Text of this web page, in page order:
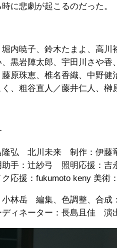
に悲劇が起こるのだった。
内暁子、鈴木たまよ、高川
黒岩陣太郎、宇田川さや香
原珠恵、椎名香織、中野
、粗谷直人／藤井仁人、
隆弘 北川未来 制作：伊
手：辻紗弓 照明応援：
応援：fukumoto keny 美術
小林岳 編集、色調整、合
ィネーター：長島且佳 演